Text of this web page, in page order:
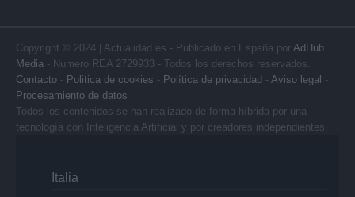
Copyright © 2024 | Actualidad.es - Publicado en España por AdHub
Media - Numero REA 2729933 - Todos los derechos reservados.
Contacto - Politica de cookies - Política de privacidad - Aviso legal -
Procesamiento de datos
Todos los contenidos se han realizado de forma híbrida por una
tecnología con Inteligencia Artificial y por creadores independientes
Italia